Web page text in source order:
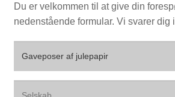
Du er velkommen til at give din
nedenstående formular. Vi svarer dig